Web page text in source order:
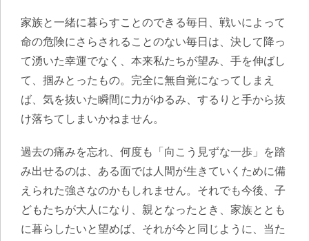
家族と一緒に暮らすことのできる毎日、戦いによって
命の危険にさらされることのない毎日は、決して降っ
て湧いた幸運でなく、本来私たちが望み、手を伸ばし
て、掴みとったもの。完全に無自覚になってしまえ
ば、気を抜いた瞬間に力がゆるみ、するりと手から抜
け落ちてしまいかねません。
過去の痛みを忘れ、何度も「向こう見ずな一歩」を踏
み出せるのは、ある面では人間が生きていくために備
えられた強さなのかもしれません。それでも今後、子
どもたちが大人になり、親となったとき、家族ととも
に暮らしたいと望めば、それが今と同じように、当た